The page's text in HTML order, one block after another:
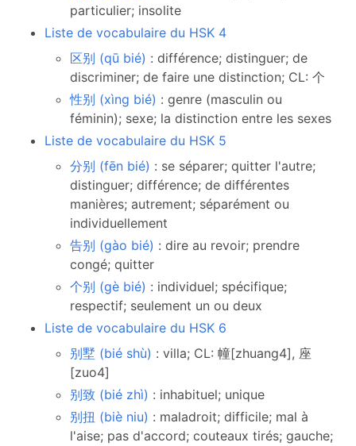
particulier; insolite
Liste de vocabulaire du HSK 4
区别 (qū bié) : différence; distinguer; de
discriminer; de faire une distinction; CL: 个
性别 (xìng bié) : genre (masculin ou
féminin); sexe; la distinction entre les sexes
Liste de vocabulaire du HSK 5
分别 (fēn bié) : se séparer; quitter l'autre;
distinguer; différence; de différentes
manières; autrement; séparément ou
individuellement
告别 (gào bié) : dire au revoir; prendre
congé; quitter
个别 (gè bié) : individuel; spécifique;
respectif; seulement un ou deux
Liste de vocabulaire du HSK 6
别墅 (bié shù) : villa; CL: 幢[zhuang4], 座
[zuo4]
别致 (bié zhì) : inhabituel; unique
别扭 (biè niu) : maladroit; difficile; mal à
l'aise; pas d'accord; couteaux tirés; gauche;